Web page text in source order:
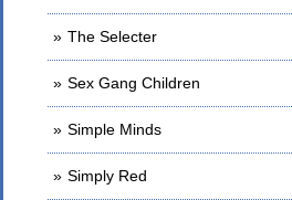
The Selecter
Sex Gang Children
Simple Minds
Simply Red